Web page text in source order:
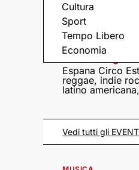
Cultura
Sport
Tempo Libero
Economia
Eventi a
Espana Circo
reggae, indie
latino americana,
Vedi tutti gli